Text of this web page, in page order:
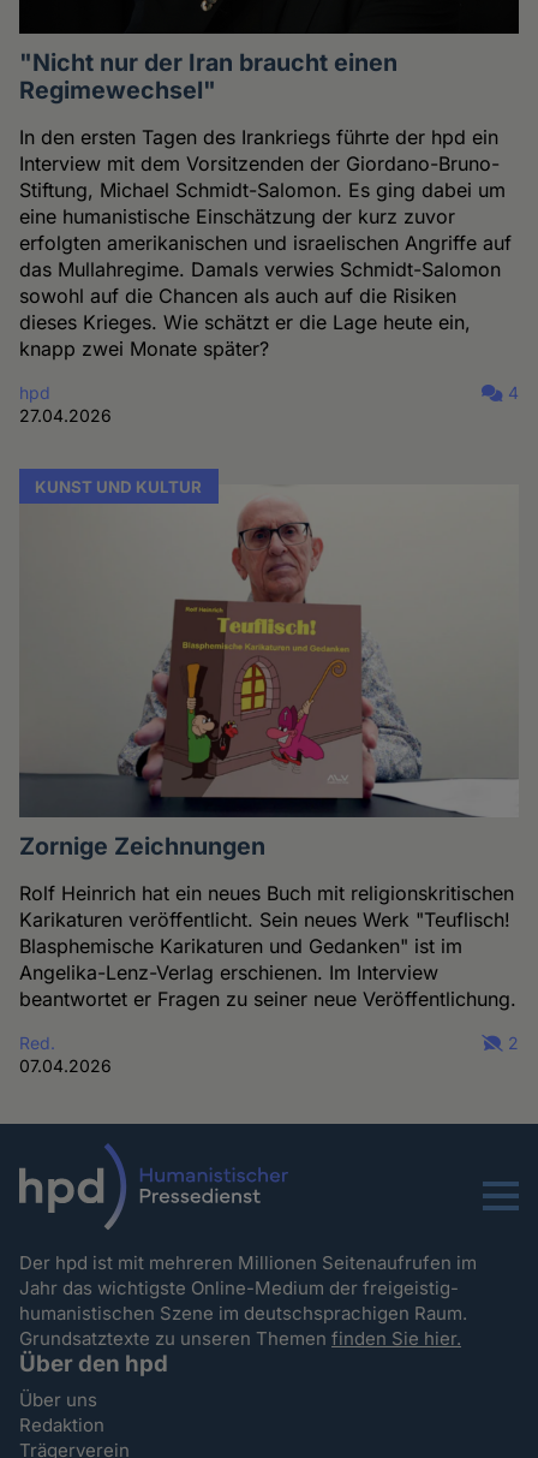
"Nicht nur der Iran braucht einen
Regimewechsel"
In den ersten Tagen des Irankriegs führte der hpd ein
Interview mit dem Vorsitzenden der Giordano-Bruno-
Stiftung, Michael Schmidt-Salomon. Es ging dabei um
eine humanistische Einschätzung der kurz zuvor
erfolgten amerikanischen und israelischen Angriffe auf
das Mullahregime. Damals verwies Schmidt-Salomon
sowohl auf die Chancen als auch auf die Risiken
dieses Krieges. Wie schätzt er die Lage heute ein,
knapp zwei Monate später?
hpd
27.04.2026
4
KUNST UND KULTUR
Zornige Zeichnungen
Rolf Heinrich hat ein neues Buch mit religionskritischen
Karikaturen veröffentlicht. Sein neues Werk "Teuflisch!
Blasphemische Karikaturen und Gedanken" ist im
Angelika-Lenz-Verlag erschienen. Im Interview
beantwortet er Fragen zu seiner neue Veröffentlichung.
Red.
07.04.2026
2
Menu
Der hpd ist mit mehreren Millionen Seitenaufrufen im
Jahr das wichtigste Online-Medium der freigeistig-
humanistischen Szene im deutschsprachigen Raum.
Grundsatztexte zu unseren Themenfinden Sie hier.
Über den hpd
Über uns
Redaktion
Trägerverein